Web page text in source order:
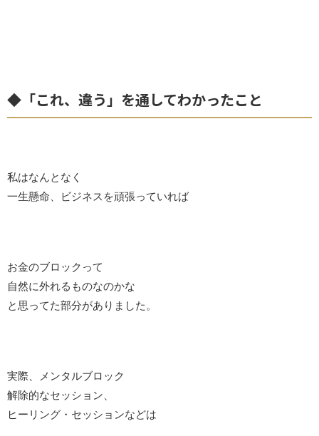
◆「これ、違う」を通してわかったこと
私はなんとなく
一生懸命、ビジネスを頑張っていれば
お金のブロックって
自然に外れるものなのかな
と思ってた部分がありました。
実際、メンタルブロック
解除的なセッション、
ヒーリング・セッションなどは